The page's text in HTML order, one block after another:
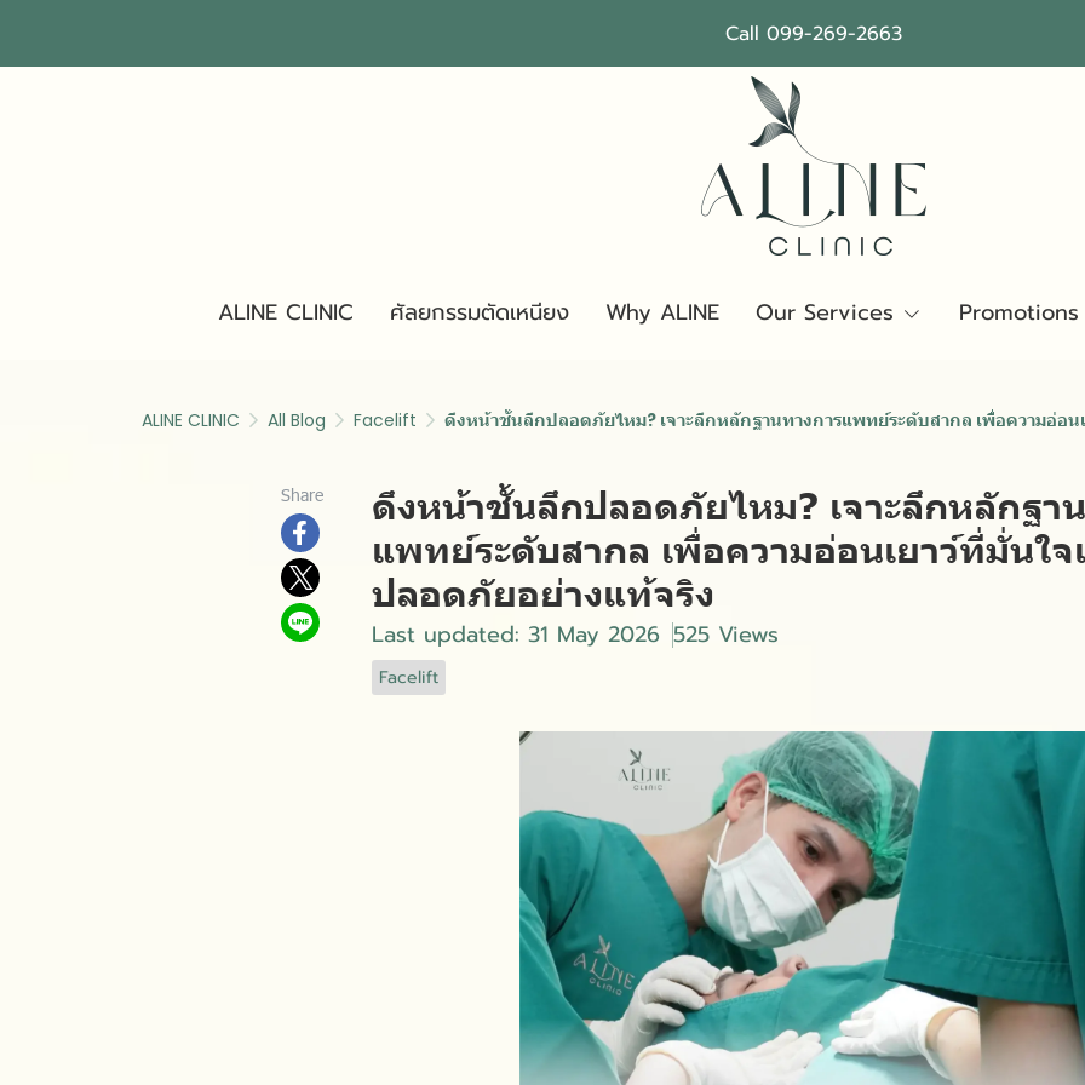
Call 099-269-2663
ALINE CLINIC ศัลยกรรมตัดเหนียง Why ALINE Our Services Promotions
ALINE CLINIC All Blog Facelift ดึงหน้าชั้นลึกปลอดภัยไหม? เจาะลึกหลักฐานทางการแพทย์ระดับสากล เพื่อความอ่อ
Share
ดึงหน้าชั้นลึกปลอดภัยไหม? เจาะลึกหลักฐา
แพทย์ระดับสากล เพื่อความอ่อนเยาว์ที่มั่นใจ
ปลอดภัยอย่างแท้จริง
Last updated: 31 May 2026 525 Views
Facelift